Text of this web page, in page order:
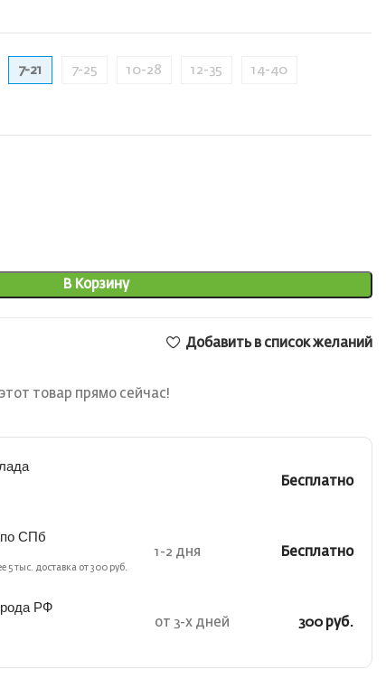
7-21 7-25 10-28 12-35 14-40
В Корзину
Добавить в список желаний
товар прямо сейчас!
Бесплатно
по СПб
5 тыс. доставка от 300 руб.
1-2 дня Бесплатно
РФ
от 3-х дней 300 руб.